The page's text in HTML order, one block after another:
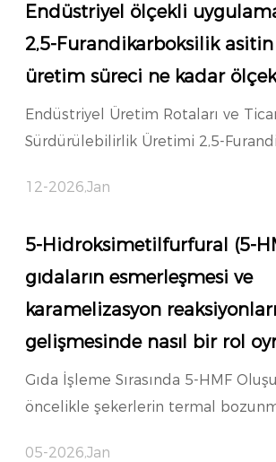
Endüstriyel ölçekli
2,5-Furandikarboksilik asitin
üretim süreci ne kadar
Endüstriyel Üretim Rotaları ve
Sürdürülebilirlik Üretimi 2,5-
12-2026,Jan
5-Hidroksimetilfurfural (5-
gıdaların esmerleşmesi ve
karamelizasyon
gelişmesinde nasıl bir rol
Gıda İşleme Sırasında 5-HMF
öncelikle şekerlerin termal
05-2026,Jan